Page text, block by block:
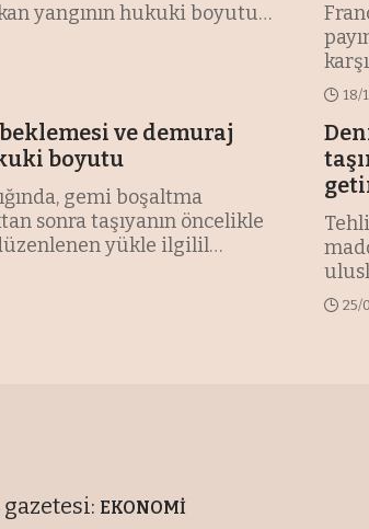
yangının hukuki boyutu…
18/
ve demuraj
boyutu
gemi boşaltma
sonra taşıyanın öncelikle
düzenlenen yükle ilgilil…
birl…
25/
EKONOMİ